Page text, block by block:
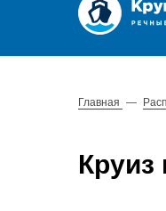
Главная —